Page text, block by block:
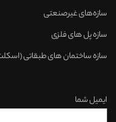
سازه‌های غیرصنعتی
سازه پل های فلزی
سازه ساختمان های طبقاتی
ایمیل شما